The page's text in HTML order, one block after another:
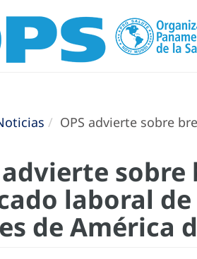
OPS advierte sobre
advierte
laboral
de América